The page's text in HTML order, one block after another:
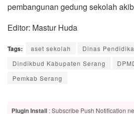
pembangunan gedung sekolah
Editor: Mastur Huda
Tags: aset sekolah
Dinas
Dindikbud Kabupaten Serang
Pemkab Serang
Plugin Install : Subscribe Push Notification